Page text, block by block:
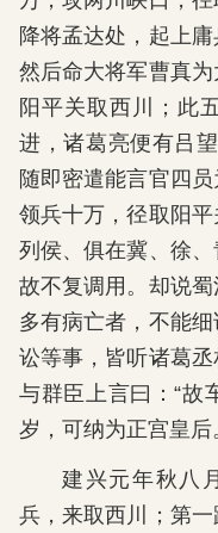
降将孟达处，起上
然后命大将军曹真
阳平关取西川；此
进，诸葛亮便有吕
随即密遣能言官四
领兵十万，径取阳
列侯、俱在冀、徐、
故不复调用。却说
多有病亡者，不能
讼等事，皆听诸葛
与群臣上言曰：“故
岁，可纳为正宫皇后
建兴元年秋八
兵，来取西川；第一